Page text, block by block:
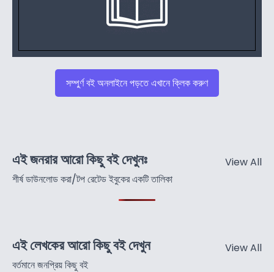
সম্পুর্ণ বই অনলাইনে পড়তে এখানে ক্লিক করুণ
এই জনরার আরো কিছু বই দেখুনঃ
শীর্ষ ডাউনলোড করা/টপ রেটেড ইবুকের একটি তালিকা
View All
এই লেখকের আরো কিছু বই দেখুন
বর্তমানে জনপ্রিয় কিছু বই
View All